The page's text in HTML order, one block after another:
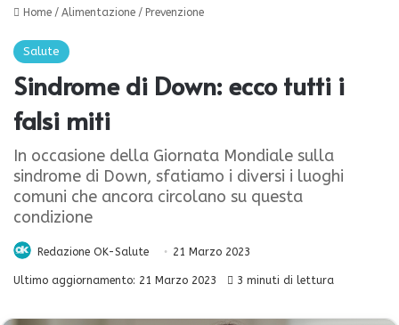
Home / Alimentazione / Prevenzione
Salute
Sindrome di Down: ecco tutti i
falsi miti
In occasione della Giornata Mondiale sulla
sindrome di Down, sfatiamo i diversi i luoghi
comuni che ancora circolano su questa
condizione
Redazione OK-Salute 21 Marzo 2023
Ultimo aggiornamento: 21 Marzo 2023 3 minuti di lettura